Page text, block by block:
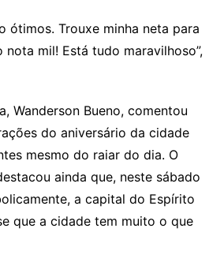
ótimos. Trouxe minha neta para
mil! Está tudo maravilhoso”,
Wanderson Bueno, comentou
do aniversário da cidade
mesmo do raiar do dia. O
ainda que, neste sábado
a capital do Espírito
que a cidade tem muito o que